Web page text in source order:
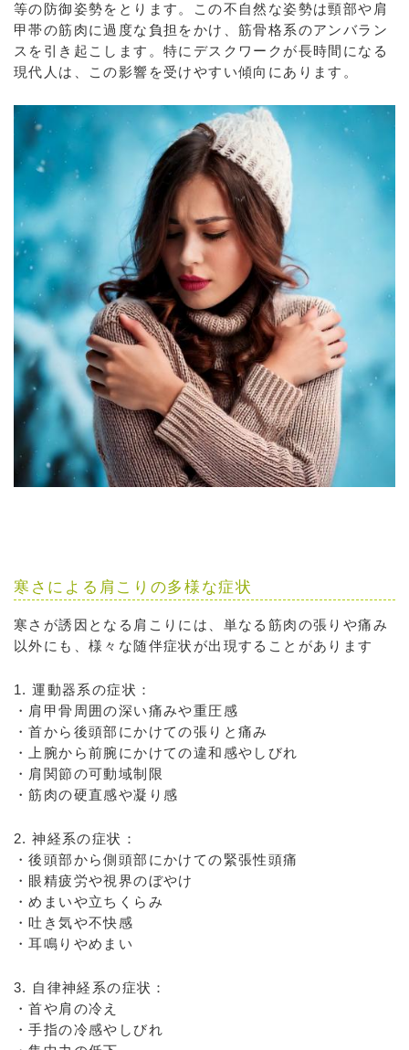
等の防御姿勢をとります。この不自然な姿勢は頸部や肩
甲帯の筋肉に過度な負担をかけ、筋骨格系のアンバラン
スを引き起こします。特にデスクワークが長時間になる
現代人は、この影響を受けやすい傾向にあります。
寒さによる肩こりの多様な症状
寒さが誘因となる肩こりには、単なる筋肉の張りや痛み
以外にも、様々な随伴症状が出現することがあります
1. 運動器系の症状：
・肩甲骨周囲の深い痛みや重圧感
・首から後頭部にかけての張りと痛み
・上腕から前腕にかけての違和感やしびれ
・肩関節の可動域制限
・筋肉の硬直感や凝り感
2. 神経系の症状：
・後頭部から側頭部にかけての緊張性頭痛
・眼精疲労や視界のぼやけ
・めまいや立ちくらみ
・吐き気や不快感
・耳鳴りやめまい
3. 自律神経系の症状：
・首や肩の冷え
・手指の冷感やしびれ